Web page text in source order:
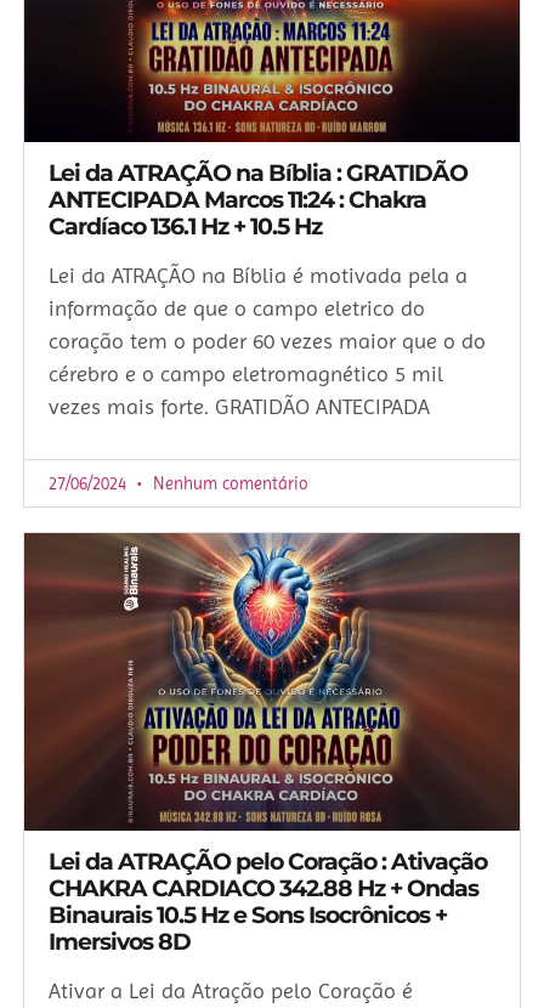
Lei da ATRAÇÃO na Bíblia : GRATIDÃO
ANTECIPADA Marcos 11:24 : Chakra
Cardíaco 136.1 Hz + 10.5 Hz
Lei da ATRAÇÃO na Bíblia é motivada pela a
informação de que o campo eletrico do
coração tem o poder 60 vezes maior que o do
cérebro e o campo eletromagnético 5 mil
vezes mais forte. GRATIDÃO ANTECIPADA
27/06/2024 Nenhum comentário
Lei da ATRAÇÃO pelo Coração : Ativação
CHAKRA CARDIACO 342.88 Hz + Ondas
Binaurais 10.5 Hz e Sons Isocrônicos +
Imersivos 8D
Ativar a Lei da Atração pelo Coração é